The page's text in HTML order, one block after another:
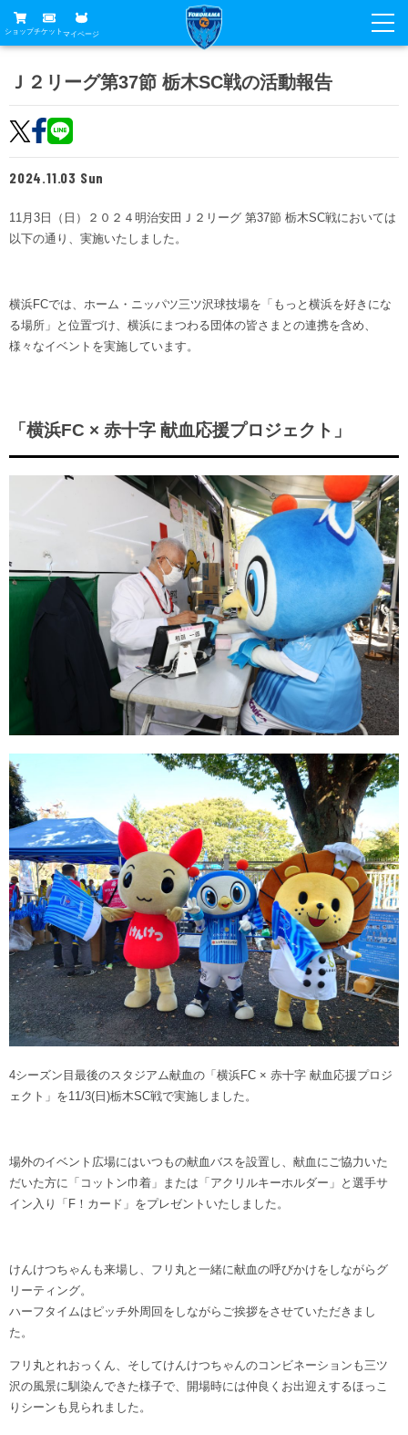
ショップチケット マイページ
グッズ
ホームタウン
トップチーム
クラブ
アカデミー
試合
試合日程
チケット
席種・価格表
販売スケジュール
ニッパツシート
練習見学について
横浜FC観戦ガイド
試合会場アクセス
クラブ
クラブ概要
サステナビリティ
横浜FCスポーツクラブ
ニッパツ横浜FCシーガルズ
ゲームスチュワード
学生インターンシップ
ファン
クラブメンバー
スタータークラブ
スペシャルコンテンツ
育成ビジョン
試合日程・結果
アカデミースタッフ
フェニックスクラブ
サッカースクール
パートナー
パートナー一覧
あしながドリーム基金
お問い合わせ
お問い合わせ
Ｊ２リーグ第37節 栃木SC戦の活動報告
2024.11.03 Sun
11月3日（日）２０２４明治安田Ｊ２リーグ 第37節 栃木SC戦においては
以下の通り、実施いたしました。
横浜FCでは、ホーム・ニッパツ三ツ沢球技場を「もっと横浜を好きにな
る場所」と位置づけ、横浜にまつわる団体の皆さまとの連携を含め、
様々なイベントを実施しています。
「横浜FC × 赤十字 献血応援プロジェクト」
4シーズン目最後のスタジアム献血の「横浜FC × 赤十字 献血応援プロジ
ェクト」を11/3(日)栃木SC戦で実施しました。
場外のイベント広場にはいつもの献血バスを設置し、献血にご協力いた
だいた方に「コットン巾着」または「アクリルキーホルダー」と選手サ
イン入り「F！カード」をプレゼントいたしました。
けんけつちゃんも来場し、フリ丸と一緒に献血の呼びかけをしながらグ
リーティング。
ハーフタイムはピッチ外周回をしながらご挨拶をさせていただきまし
た。
フリ丸とれおっくん、そしてけんけつちゃんのコンビネーションも三ツ
沢の風景に馴染んできた様子で、開場時には仲良くお出迎えするほっこ
りシーンも見られました。